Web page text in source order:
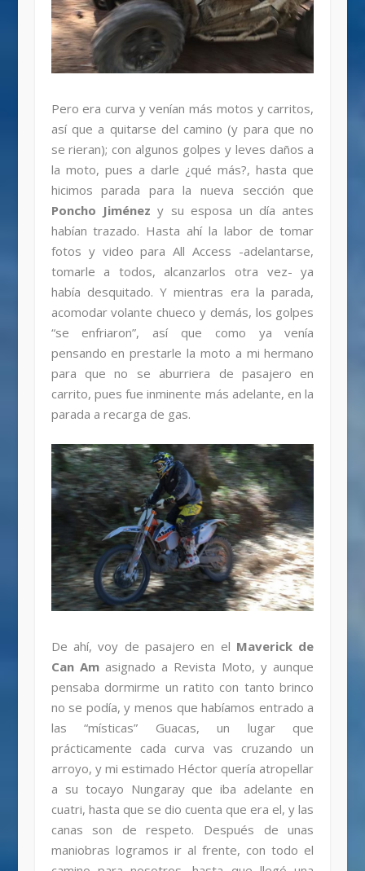
Pero era curva y venían más motos y carritos,
así que a quitarse del camino (y para que no
se rieran); con algunos golpes y leves daños a
la moto, pues a darle ¿qué más?, hasta que
hicimos parada para la nueva sección que
Poncho Jiménez y su esposa un día antes
habían trazado. Hasta ahí la labor de tomar
fotos y video para All Access -adelantarse,
tomarle a todos, alcanzarlos otra vez- ya
había desquitado. Y mientras era la parada,
acomodar volante chueco y demás, los golpes
“se enfriaron”, así que como ya venía
pensando en prestarle la moto a mi hermano
para que no se aburriera de pasajero en
carrito, pues fue inminente más adelante, en la
parada a recarga de gas.
De ahí, voy de pasajero en el Maverick de
Can Amasignado a Revista Moto, y aunque
pensaba dormirme un ratito con tanto brinco
no se podía, y menos que habíamos entrado a
las “místicas” Guacas, un lugar que
prácticamente cada curva vas cruzando un
arroyo, y mi estimado Héctor quería atropellar
a su tocayo Nungaray que iba adelante en
cuatri, hasta que se dio cuenta que era el, y las
canas son de respeto. Después de unas
maniobras logramos ir al frente, con todo el